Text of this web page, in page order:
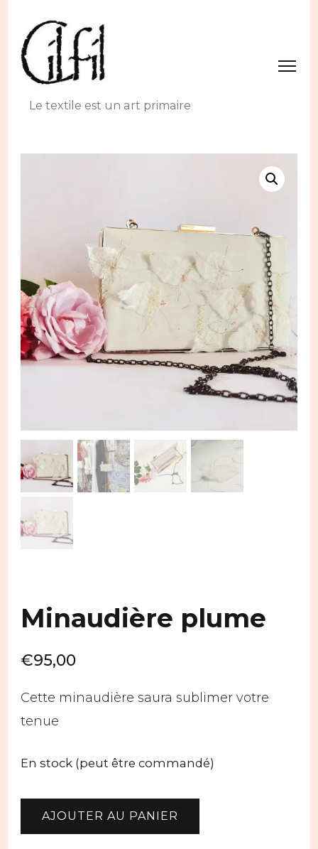
Le textile est un art primaire
Minaudière plume
€95,00
Cette minaudière saura sublimer votre
tenue
En stock (peut être commandé)
quantité
AJOUTER AU PANIER